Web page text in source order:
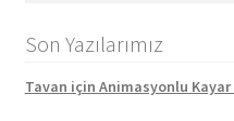
Son Yazılarımız
Tavan için Animasyonlu Kayar